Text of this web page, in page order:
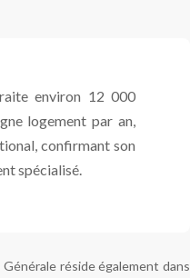
environ 12 000
logement par an,
confirmant son
spécialisé.
réside également dans